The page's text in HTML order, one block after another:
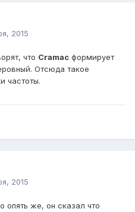
2015
что Cramac формирует
Отсюда такое
частоты.
2015
опять же, он сказал что